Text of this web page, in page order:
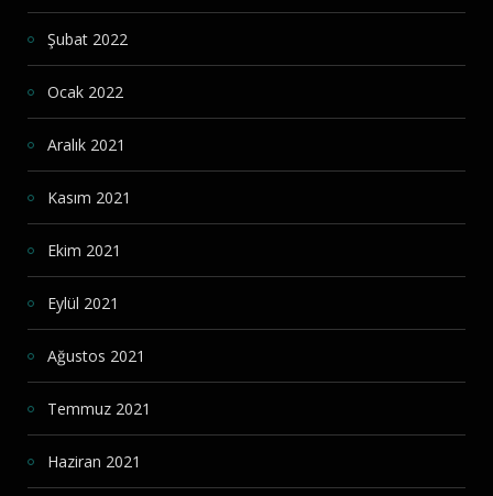
Şubat 2022
Ocak 2022
Aralık 2021
Kasım 2021
Ekim 2021
Eylül 2021
Ağustos 2021
Temmuz 2021
Haziran 2021